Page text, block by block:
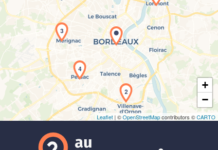
Chargement de la carte en cours...
2
3
4
+
−
Leaflet | ©OpenStreetMapcontributors ©CARTO